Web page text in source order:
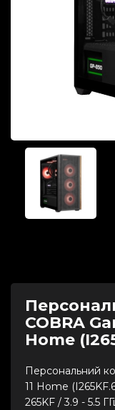
COBRA
Home
Персональний
11 Home
265KF / 3.9 - 5.5